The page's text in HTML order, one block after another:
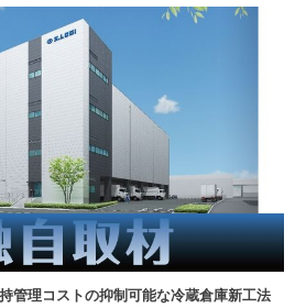
管理コストの抑制可能な冷蔵倉庫新工法